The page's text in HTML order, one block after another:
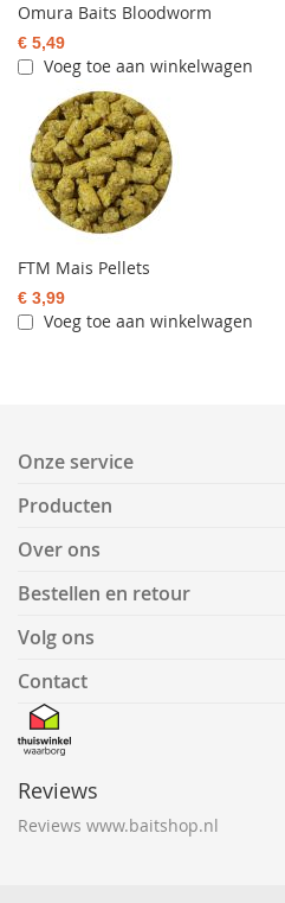
Omura Baits Bloodworm
€ 5,49
Voeg toe aan winkelwagen
FTM Mais Pellets
€ 3,99
Voeg toe aan winkelwagen
Onze service
Producten
Over ons
Bestellen en retour
Volg ons
Contact
Reviews
Reviews www.baitshop.nl